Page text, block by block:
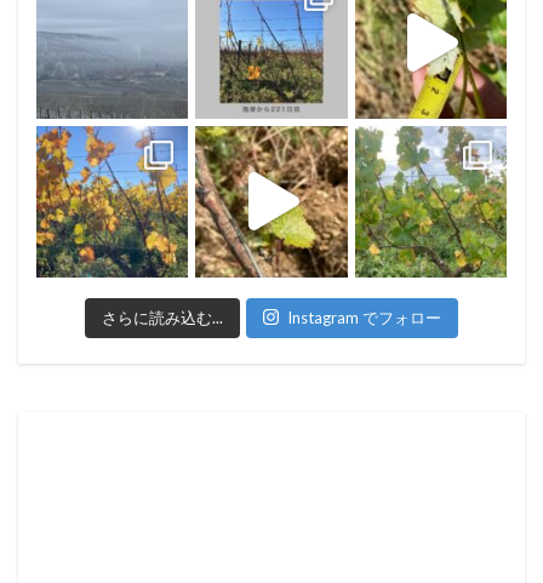
さらに読み込む... Instagram でフォロー